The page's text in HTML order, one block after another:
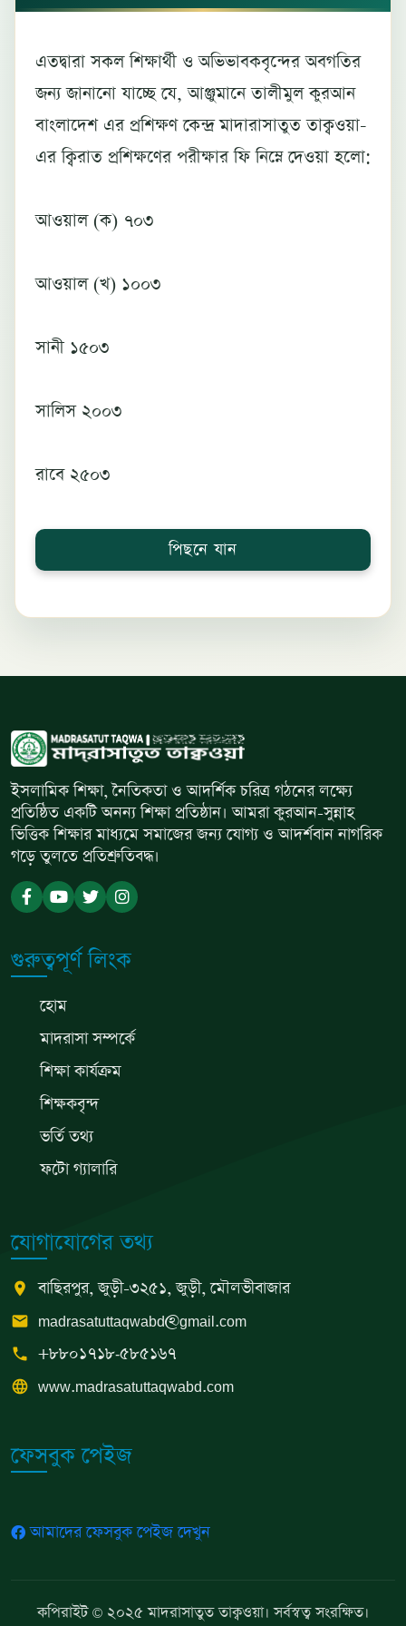
এতদ্বারা সকল শিক্ষার্থী ও অভিভাবকবৃন্দের অবগতির
জন্য জানানো যাচ্ছে যে, আঞ্জুমানে তালীমুল কুরআন
বাংলাদেশ এর প্রশিক্ষণ কেন্দ্র মাদারাসাতুত তাক্বওয়া-
এর ক্বিরাত প্রশিক্ষণের পরীক্ষার ফি নিম্নে দেওয়া হলো:
আওয়াল (ক) ৭০৩
আওয়াল (খ) ১০০৩
সানী ১৫০৩
সালিস ২০০৩
রাবে ২৫০৩
পিছনে যান
ইসলামিক শিক্ষা, নৈতিকতা ও আদর্শিক চরিত্র গঠনের লক্ষ্যে
প্রতিষ্ঠিত একটি অনন্য শিক্ষা প্রতিষ্ঠান। আমরা কুরআন-সুন্নাহ
ভিত্তিক শিক্ষার মাধ্যমে সমাজের জন্য যোগ্য ও আদর্শবান নাগরিক
গড়ে তুলতে প্রতিশ্রুতিবদ্ধ।
গুরুত্বপূর্ণ লিংক
হোম
মাদরাসা সম্পর্কে
শিক্ষা কার্যক্রম
শিক্ষকবৃন্দ
ভর্তি তথ্য
ফটো গ্যালারি
যোগাযোগের তথ্য
location_on বাছিরপুর, জুড়ী-৩২৫১, জুড়ী, মৌলভীবাজার
email madrasatuttaqwabd@gmail.com
phone +৮৮০১৭১৮‑৫৮৫১৬৭
language www.madrasatuttaqwabd.com
ফেসবুক পেইজ
আমাদের ফেসবুক পেইজ দেখুন
কপিরাইট © ২০২৫ মাদরাসাতুত তাক্বওয়া। সর্বস্বত্ব সংরক্ষিত।